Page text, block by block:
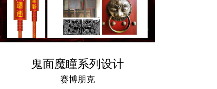
鬼面魔瞳系列设计
赛博朋克